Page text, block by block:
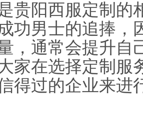
阳西服定制的
功男士的追捧，
，通常会提升自
家在选择定制服
得过的企业来进